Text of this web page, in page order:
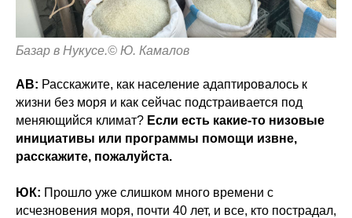
Базар в Нукусе.© Ю. Камалов
АВ: Расскажите, как население адаптировалось к
жизни без моря и как сейчас подстраивается под
меняющийся климат? Если есть какие-то низовые
инициативы или программы помощи извне,
расскажите, пожалуйста.
ЮК: Прошло уже слишком много времени с
исчезновения моря, почти 40 лет, и все, кто пострадал,